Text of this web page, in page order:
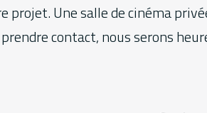
projet. Une salle de cinéma
contact, nous serons